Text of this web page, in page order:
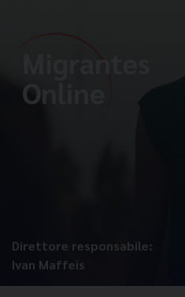
Direttore responsabile:
Ivan Maffeis